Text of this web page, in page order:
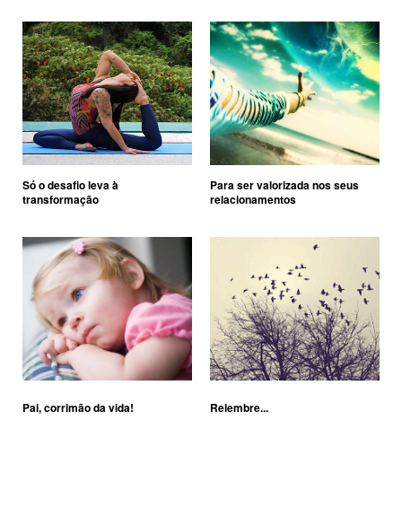
Só o desafio leva à
transformação
Para ser valorizada nos seus
relacionamentos
Pai, corrimão da vida! Relembre...